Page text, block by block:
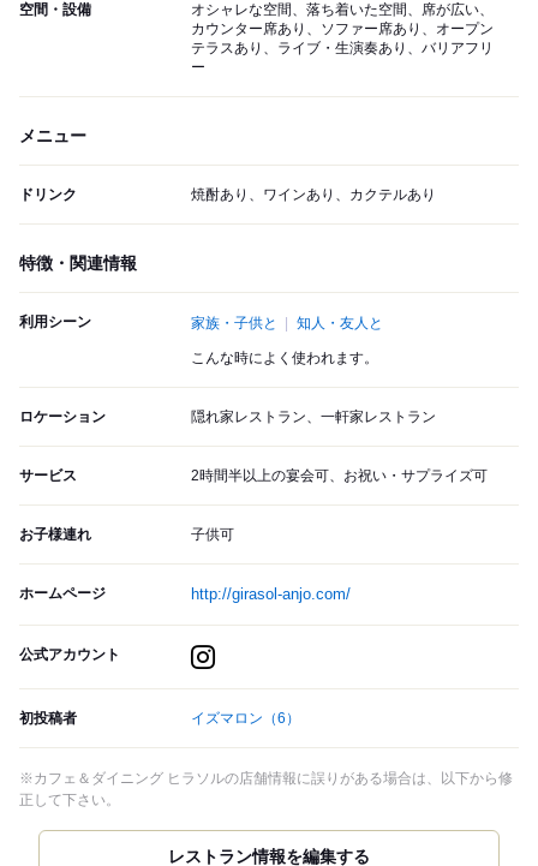
空間・設備
オシャレな空間、落ち着いた空間、席が広い、
カウンター席あり、ソファー席あり、オープン
テラスあり、ライブ・生演奏あり、バリアフリ
ー
メニュー
ドリンク 焼酎あり、ワインあり、カクテルあり
特徴・関連情報
利用シーン 家族・子供と 知人・友人と
こんな時によく使われます。
ロケーション 隠れ家レストラン、一軒家レストラン
サービス 2時間半以上の宴会可、お祝い・サプライズ可
お子様連れ 子供可
ホームページ http://girasol-anjo.com/
公式アカウント
初投稿者 イズマロン （6）
※カフェ＆ダイニング ヒラソルの店舗情報に誤りがある場合は、以下から修
正して下さい。
レストラン情報を編集する